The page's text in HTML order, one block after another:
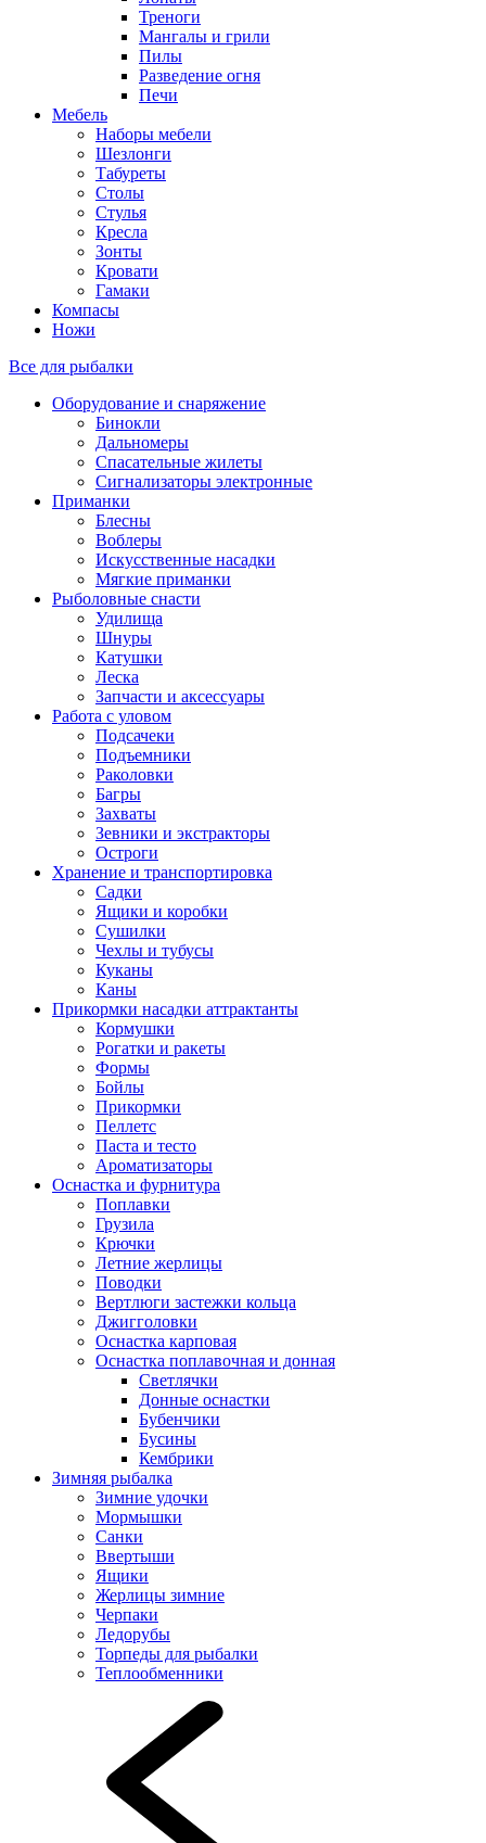
Треноги
Мангалы и грили
Пилы
Разведение огня
Печи
Мебель
Наборы мебели
Шезлонги
Табуреты
Столы
Стулья
Кресла
Зонты
Кровати
Гамаки
Компасы
Ножи
Все для рыбалки
Оборудование и снаряжение
Бинокли
Дальномеры
Спасательные жилеты
Сигнализаторы электронные
Приманки
Блесны
Воблеры
Искусственные насадки
Мягкие приманки
Рыболовные снасти
Удилища
Шнуры
Катушки
Леска
Запчасти и аксессуары
Работа с уловом
Подсачеки
Подъемники
Раколовки
Багры
Захваты
Зевники и экстракторы
Остроги
Хранение и транспортировка
Садки
Ящики и коробки
Сушилки
Чехлы и тубусы
Куканы
Каны
Прикормки насадки аттрактанты
Кормушки
Рогатки и ракеты
Формы
Бойлы
Прикормки
Пеллетс
Паста и тесто
Ароматизаторы
Оснастка и фурнитура
Поплавки
Грузила
Крючки
Летние жерлицы
Поводки
Вертлюги застежки кольца
Джигголовки
Оснастка карповая
Оснастка поплавочная и донная
Светлячки
Донные оснастки
Бубенчики
Бусины
Кембрики
Зимняя рыбалка
Зимние удочки
Мормышки
Санки
Ввертыши
Ящики
Жерлицы зимние
Черпаки
Ледорубы
Торпеды для рыбалки
Теплообменники